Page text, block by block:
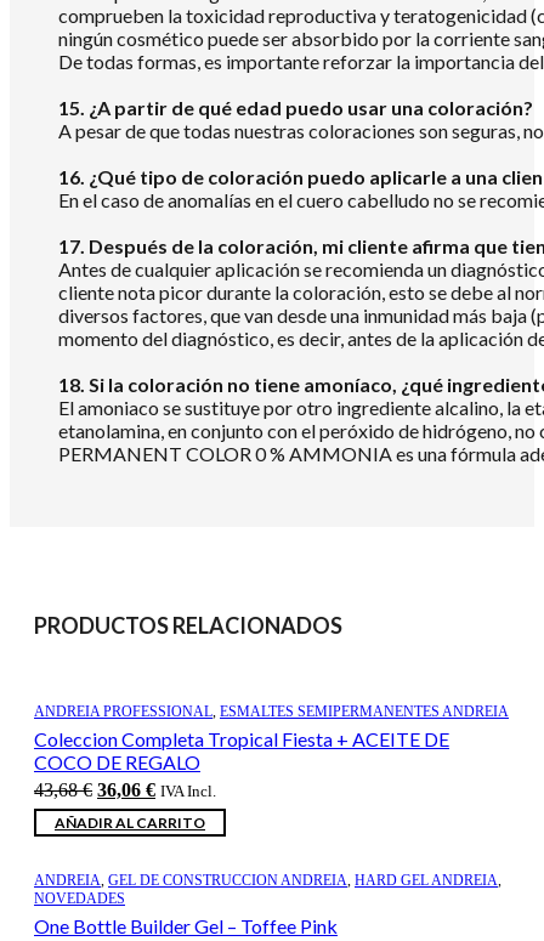
comprueben la toxicidad reproductiva y teratogenicidad
ningún cosmético puede ser absorbido por la corriente
De todas formas, es importante reforzar la importancia
15. ¿A partir de qué edad puedo usar una coloración?
A pesar de que todas nuestras coloraciones son seguras,
16. ¿Qué tipo de coloración puedo aplicarle a una
En el caso de anomalías en el cuero cabelludo no se
17. Después de la coloración, mi cliente afirma que
Antes de cualquier aplicación se recomienda un
cliente nota picor durante la coloración, esto se debe al
diversos factores, que van desde una inmunidad más baja
momento del diagnóstico, es decir, antes de la aplicación
18. Si la coloración no tiene amoníaco, ¿qué
El amoniaco se sustituye por otro ingrediente alcalino, la
etanolamina, en conjunto con el peróxido de hidrógeno,
PERMANENT COLOR 0 % AMMONIA es una fórmula
PRODUCTOS RELACIONADOS
ANDREIA PROFESSIONAL, ESMALTES SEMIPERMANENTES ANDREIA
Coleccion Completa Tropical Fiesta + ACEITE DE
COCO DE REGALO
43,68€ El
precio
original
43,68 €.
36,06 €El
precio
actual
36,06 €.
IVA Incl.
AÑADIR AL CARRITO
ANDREIA, GEL DE CONSTRUCCION ANDREIA, HARD GEL ANDREIA,
NOVEDADES
One Bottle Builder Gel – Toffee Pink